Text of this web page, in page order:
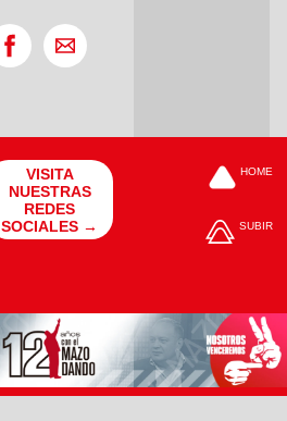
VISITA
NUESTRAS
REDES
SOCIALES →
HOME
SUBIR